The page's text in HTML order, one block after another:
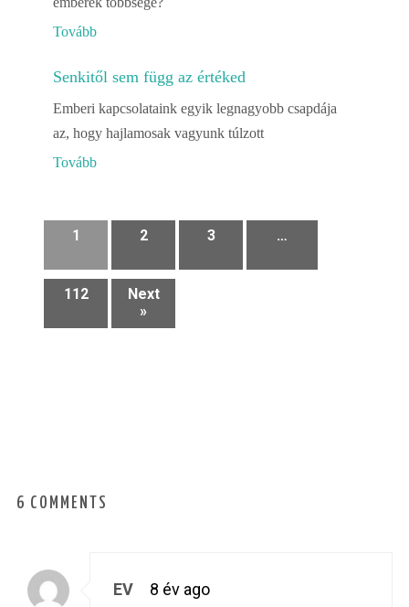
Tovább
Senkitől sem függ az értéked
Emberi kapcsolataink egyik legnagyobb csapdája
az, hogy hajlamosak vagyunk túlzott
Tovább
1 2 3 …
112
Next
»
6 COMMENTS
EV 8 év ago